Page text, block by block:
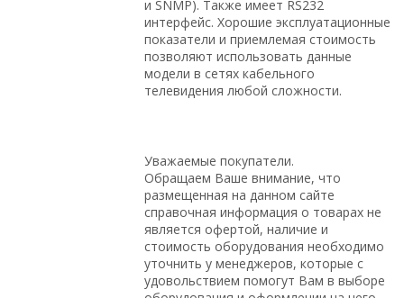
и SNMP). Также имеет RS232
интерфейс. Хорошие эксплуатационные
показатели и приемлемая стоимость
позволяют использовать данные
модели в сетях кабельного
телевидения любой сложности.
Уважаемые покупатели.
Обращаем Ваше внимание, что
размещенная на данном сайте
справочная информация о товарах не
является офертой, наличие и
стоимость оборудования необходимо
уточнить у менеджеров, которые с
удовольствием помогут Вам в выборе